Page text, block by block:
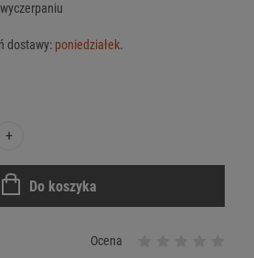
dostawy: poniedziałek.
+
Do koszyka
Ocena